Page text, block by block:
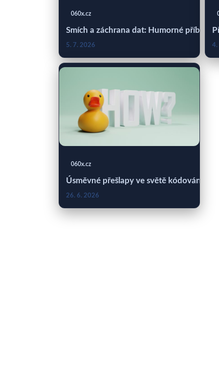
060x.cz
Smích a záchrana dat: Humorné příběhy
5. 7. 2026 4.
060x.cz
Úsměvné přešlapy ve světě kódování:
26. 6. 2026